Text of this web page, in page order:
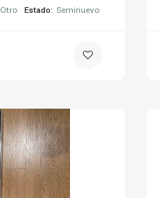
Otro Estado: Seminuevo